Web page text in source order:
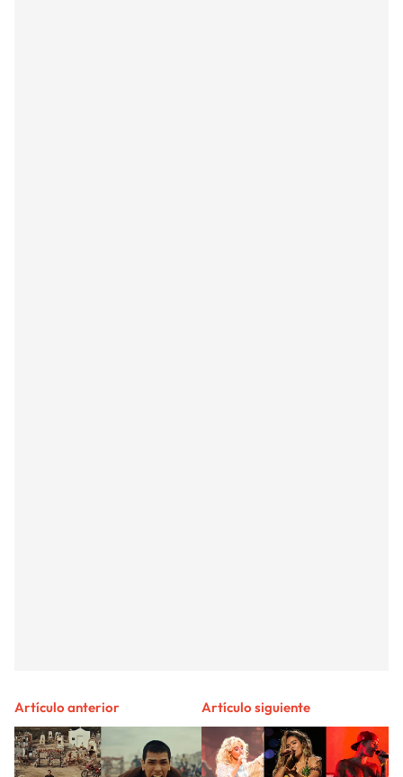
Artículo anterior Artículo siguiente